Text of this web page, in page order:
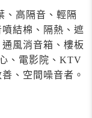
、高隔音、輕隔
結棉、隔熱、遮
風消音箱、樓板
、電影院、KTV
、空間噪音者。